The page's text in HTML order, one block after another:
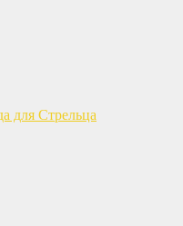
для Стрельца